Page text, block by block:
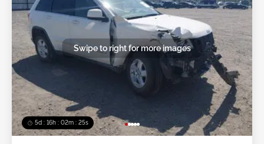
5d : 16h : 02m : 22s
Swipe to right for more images